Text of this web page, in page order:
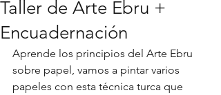
Taller de Arte Ebru +
Encuadernación
Aprende los principios del Arte Ebru
sobre papel, vamos a pintar varios
papeles con esta técnica turca que